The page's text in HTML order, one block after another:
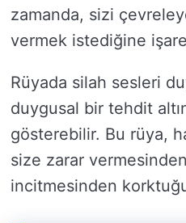
zamanda, sizi
vermek istediğine
Rüyada silah sesleri
duygusal bir tehdit
gösterebilir. Bu rüya,
size zarar
incitmesinden